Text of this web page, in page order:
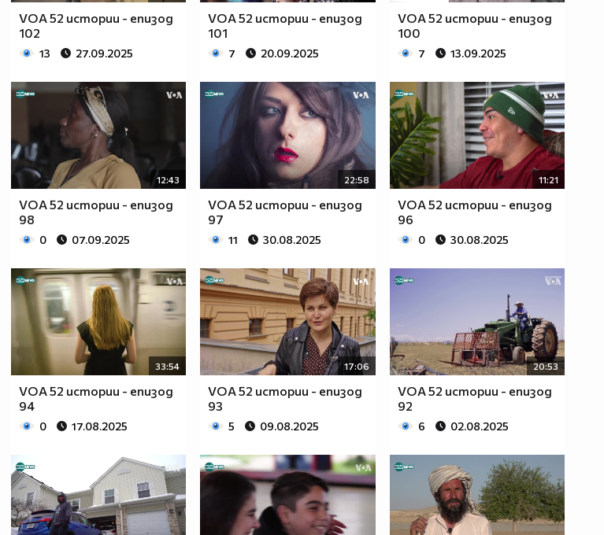
VOA 52 истории - епизод
102
13 27.09.2025
VOA 52 истории - епизод
101
7 20.09.2025
VOA 52 истории - епизод
100
7 13.09.2025
12:43
VOA 52 истории - епизод
98
0 07.09.2025
22:58
VOA 52 истории - епизод
97
11 30.08.2025
11:21
VOA 52 истории - епизод
96
0 30.08.2025
33:54
VOA 52 истории - епизод
94
0 17.08.2025
17:06
VOA 52 истории - епизод
93
5 09.08.2025
20:53
VOA 52 истории - епизод
92
6 02.08.2025